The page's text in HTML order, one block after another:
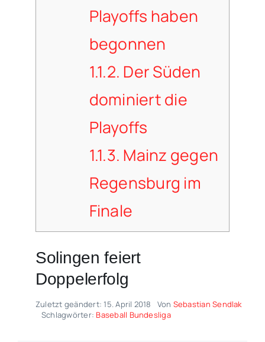
Playoffs haben
begonnen
1.1.2. Der Süden
dominiert die
Playoffs
1.1.3. Mainz gegen
Regensburg im
Finale
Solingen feiert
Doppelerfolg
Zuletzt geändert: 15. April 2018 Von Sebastian Sendlak
Schlagwörter: Baseball Bundesliga